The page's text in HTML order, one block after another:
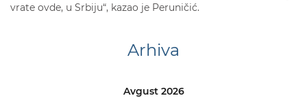
vrate ovde, u Srbiju“, kazao je Peruničić.
Arhiva
Avgust 2026